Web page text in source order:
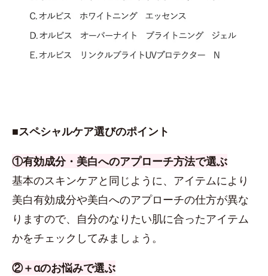
■スペシャルケア選びのポイント
①有効成分・美白へのアプローチ方法で選ぶ
基本のスキンケアと同じように、アイテムにより
美白有効成分や美白へのアプローチの仕方が異な
りますので、自分のなりたい肌に合ったアイテム
かをチェックしてみましょう。
②＋αのお悩みで選ぶ